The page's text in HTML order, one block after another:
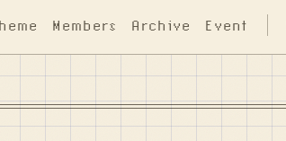
Members Archive Event